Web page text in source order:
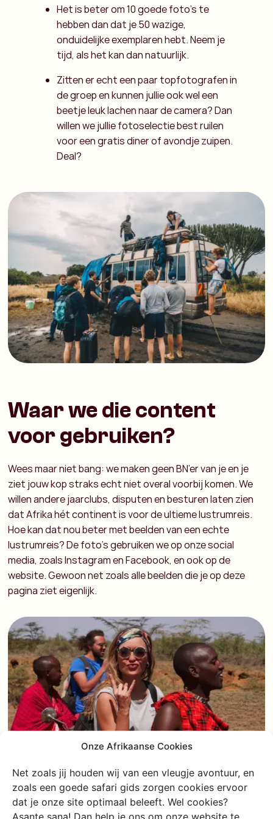
Onze Afrikaanse Cookies
Net zoals jij houden wij van een vleugje avontuur, en
zoals een goede safari gids zorgen cookies ervoor
dat je onze site optimaal beleeft. Wel cookies?
Het is beter om 10 goede foto’s te
hebben dan dat je 50 wazige,
onduidelijke exemplaren hebt. Neem je
tijd, als het kan dan natuurlijk.
Zitten er echt een paar topfotografen in
de groep en kunnen jullie ook wel een
beetje leuk lachen naar de camera? Dan
willen we jullie fotoselectie best ruilen
voor een gratis diner of avondje zuipen.
Deal?
Waar we die content
voor gebruiken?
Wees maar niet bang: we maken geen BN’er van je en je
ziet jouw kop straks echt niet overal voorbij komen. We
willen andere jaarclubs, disputen en besturen laten zien
dat Afrika hét continent is voor de ultieme lustrumreis.
Hoe kan dat nou beter met beelden van een echte
lustrumreis? De foto’s gebruiken we op onze social
media, zoals Instagram en Facebook, en ook op de
website. Gewoon net zoals alle beelden die je op deze
pagina ziet eigenlijk.